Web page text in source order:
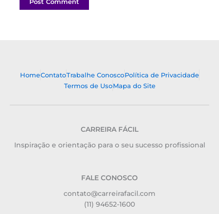
HomeContatoTrabalhe ConoscoPolítica de Privacidade
Termos de UsoMapa do Site
CARREIRA FÁCIL
Inspiração e orientação para o seu sucesso profissional
FALE CONOSCO
contato@carreirafacil.com
(11) 94652-1600